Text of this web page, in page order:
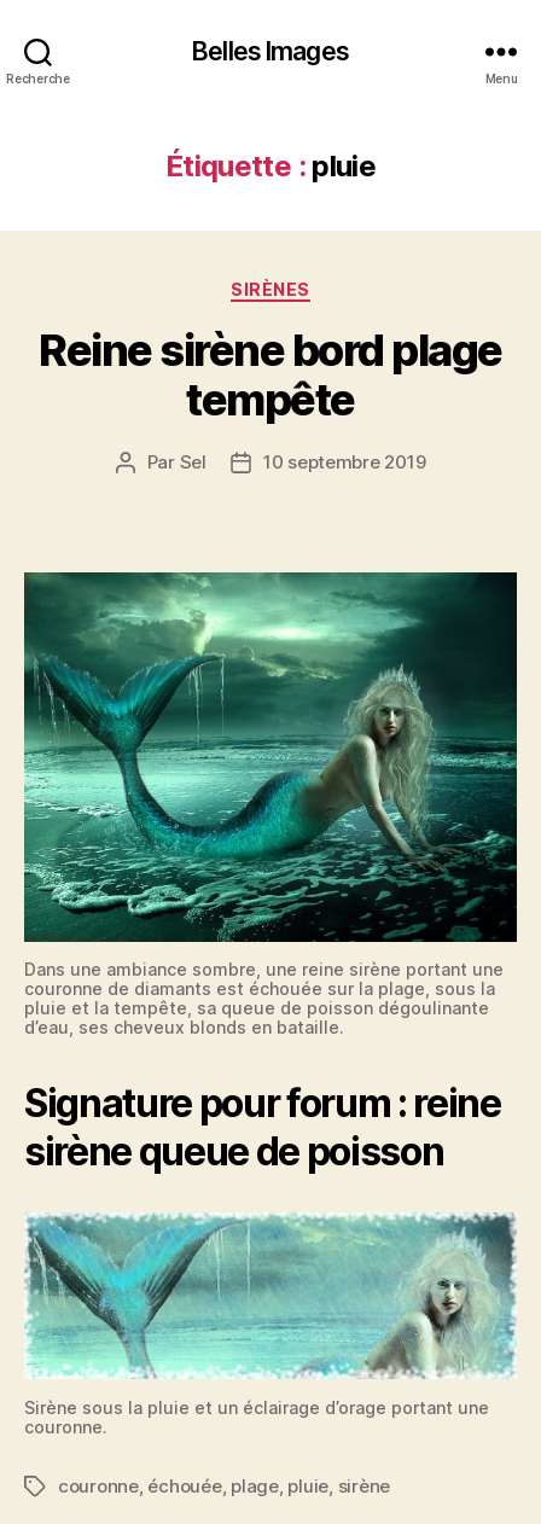
Recherche
Belles Images
Menu
Étiquette : pluie
Catégories
SIRÈNES
Reine sirène bord plage
tempête
Auteur
Par Sel
Date10 septembre 2019
Dans une ambiance sombre, une reine sirène portant une
couronne de diamants est échouée sur la plage, sous la
pluie et la tempête, sa queue de poisson dégoulinante
d’eau, ses cheveux blonds en bataille.
Signature pour forum : reine
sirène queue de poisson
Sirène sous la pluie et un éclairage d’orage portant une
couronne.
Étiquettes
couronne, échouée, plage, pluie sirène